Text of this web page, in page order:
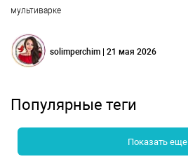
мультиварке
solimperchim | 21 мая 2026
Популярные теги
Показать еще